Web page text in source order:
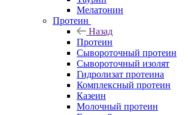
Мелатонин
Протеин
Назад
Протеин
Сывороточный протеин
Сывороточный изолят
Гидролизат протеина
Комплексный протеин
Казеин
Молочный протеин